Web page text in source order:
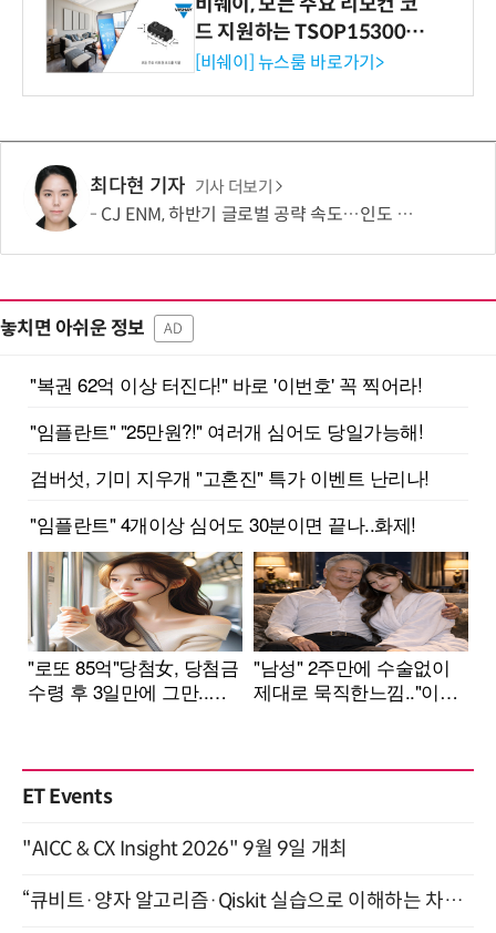
드 지원하는 TSOP15300 시
리즈 IR 수신기 출시
[비쉐이] 뉴스룸 바로가기>
최다현 기자 기사 더보기
CJ ENM, 하반기 글로벌 공략 속도…인도 등 신규 시장 개척
놓치면 아쉬운 정보 AD
ET Events
"AICC & CX Insight 2026" 9월 9일 개최
“큐비트·양자 알고리즘·Qiskit 실습으로 이해하는 차세대 컴퓨팅” (8/28)